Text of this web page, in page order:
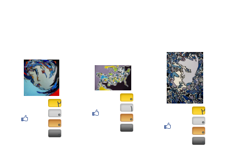
۲
۰
۰
۰
۰
۱
۰
۰
۲
۰
۰
۰